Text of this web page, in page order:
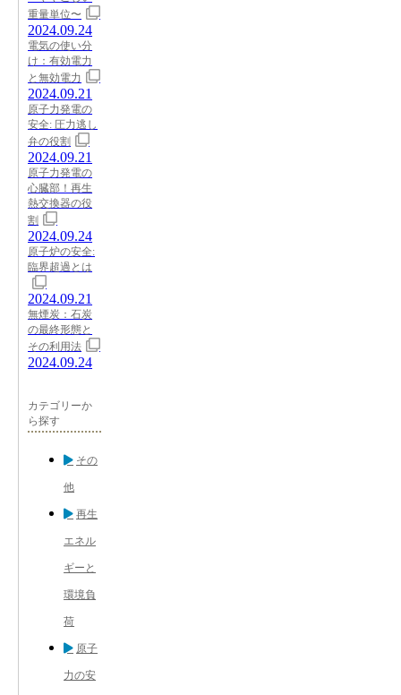
重量単位〜
2024.09.24
電気の使い分
け：有効電力
と無効電力
2024.09.21
原子力発電の
安全: 圧力逃し
弁の役割
2024.09.21
原子力発電の
心臓部！再生
熱交換器の役
割
2024.09.24
原子炉の安全:
臨界超過とは
2024.09.21
無煙炭：石炭
の最終形態と
その利用法
2024.09.24
カテゴリーか
ら探す
その
他
再生
エネル
ギーと
環境負
荷
原子
力の安